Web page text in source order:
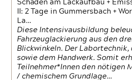
Schäden am Lackaufbau +
II: 2 Tage in Gummersbach +
La…
Diese Intensivausbildung
Fahrzeuglackierung aus den
Blickwinkeln. Der
sowie dem Handwerk. Somit
Teilnehmer*Innen den nötigen
/ chemischem Grundlage…